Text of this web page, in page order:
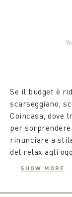
Se il budget è
scarseggiano,
Coincasa, dove
per
rinunciare a
del relax agli
ambiente con
SHOW MORE